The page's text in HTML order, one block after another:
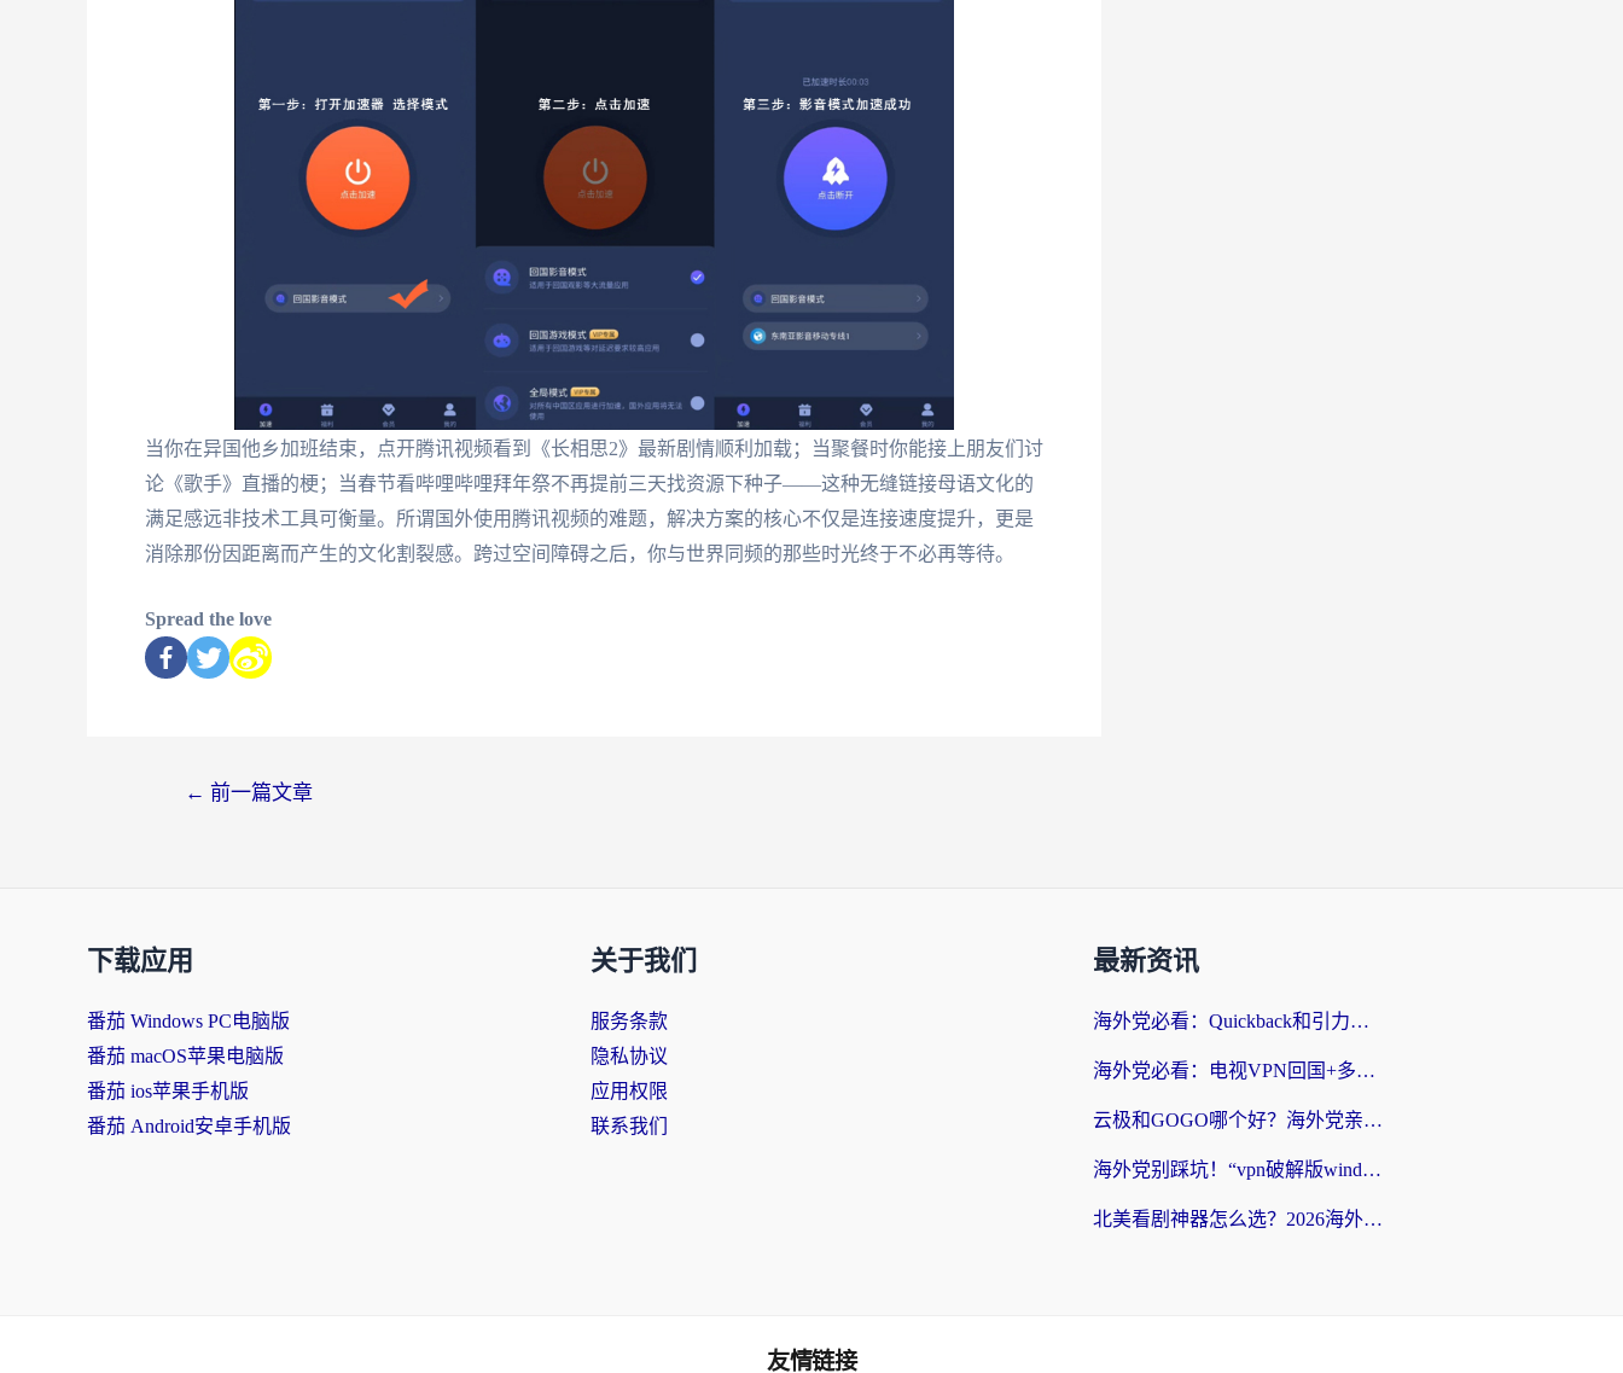
当你在异国他乡加班结束，点开腾讯视频看到《长相思2》最新剧情顺利加载；当聚餐时你能接上朋友们讨
论《歌手》直播的梗；当春节看哔哩哔哩拜年祭不再提前三天找资源下种子——这种无缝链接母语文化的
满足感远非技术工具可衡量。所谓国外使用腾讯视频的难题，解决方案的核心不仅是连接速度提升，更是
消除那份因距离而产生的文化割裂感。跨过空间障碍之后，你与世界同频的那些时光终于不必再等待。
Spread the love
← 前一篇文章
下载应用
番茄 Windows PC电脑版
番茄 macOS苹果电脑版
番茄 ios苹果手机版
番茄 Android安卓手机版
关于我们
服务条款
隐私协议
应用权限
联系我们
最新资讯
海外党必看：Quickback和引力好用吗？3分钟搞懂回国加速器怎么选
海外党必看：电视VPN回国+多设备无缝访问国内资源的实用指南
云极和GOGO哪个好？海外党亲测回国加速器选择指南（附iOS免费&Windows VPN实用技巧）
海外党别踩坑！“vpn破解版windows”真的能用？教你选对回国加速器无缝刷国内资源
北美看剧神器怎么选？2026海外华人无缝访问国内资源全攻略
友情链接